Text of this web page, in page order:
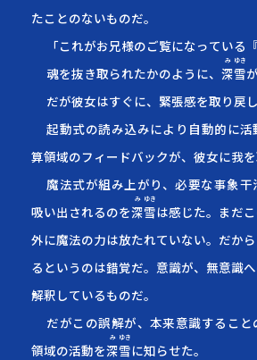
たことのないものだ。
「これがお兄様のご覧になっている
魂を抜き取られたかのように、 深
み
雪
ゆき
が
だが彼女はすぐに、緊張感を取り戻し
起動式の読み込みにより自動的に活
算領域のフィードバックが、彼女に我を
魔法式が組み上がり、必要な事象干
吸い出されるのを深
み
雪
ゆき
は感じた。まだ
外に魔法の力は放たれていない。だか
るというのは錯覚だ。意識が、無意識
解釈しているものだ。
だがこの誤解が、本来意識すること
領域の活動を深
み
雪
ゆき
に知らせた。